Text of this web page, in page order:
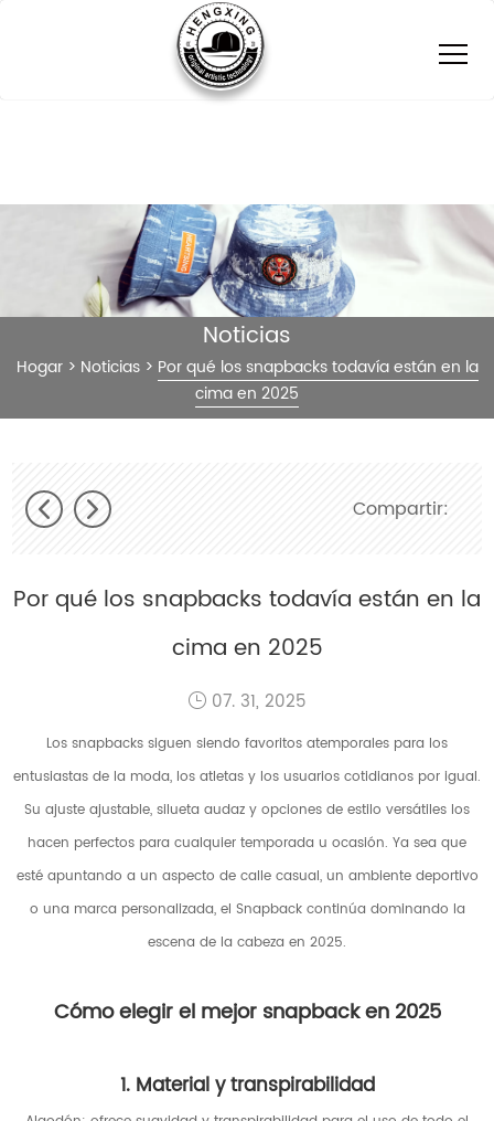
Noticias
Hogar> Noticias> Por qué los snapbacks todavía están en la
cima en 2025
Compartir:
Por qué los snapbacks todavía están en la
cima en 2025
07. 31, 2025
Los snapbacks siguen siendo favoritos atemporales para los
entusiastas de la moda, los atletas y los usuarios cotidianos por igual.
Su ajuste ajustable, silueta audaz y opciones de estilo versátiles los
hacen perfectos para cualquier temporada u ocasión. Ya sea que
esté apuntando a un aspecto de calle casual, un ambiente deportivo
o una marca personalizada, el Snapback continúa dominando la
escena de la cabeza en 2025.
Cómo elegir el mejor snapback en 2025
1. Material y transpirabilidad